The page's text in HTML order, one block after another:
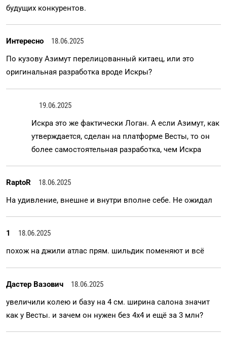
будущих конкурентов.
Интересно
18.06.2025
По кузову Азимут перелицованный китаец, или это
оригинальная разработка вроде Искры?
19.06.2025
Искра это же фактически Логан. А если Азимут, как
утверждается, сделан на платформе Весты, то он
более самостоятельная разработка, чем Искра
RaptoR
18.06.2025
На удивление, внешне и внутри вполне себе. Не ожидал
1
18.06.2025
похож на джили атлас прям. шильдик поменяют и всё
Дастер Вазович
18.06.2025
увеличили колею и базу на 4 см. ширина салона значит
как у Весты. и зачем он нужен без 4х4 и ещё за 3 млн?